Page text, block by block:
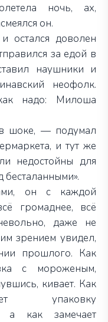
ночь, ах,
он.
остался доволен
за едой в
наушники и
неофолк.
надо: Милоша
в шоке, — подумал
и тут же
недостойны для
бесталанными».
он с каждой
громаднее, всё
даже не
зрением увидел,
прошлого. Как
с мороженым,
кивает. Как
упаковку
а как замечает